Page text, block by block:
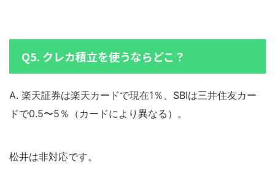
Q5. クレカ積立を使うならどこ？
A. 楽天証券は楽天カードで現在1％、SBIは三井住友カー
ドで0.5〜5％（カードにより異なる）。
松井は非対応です。